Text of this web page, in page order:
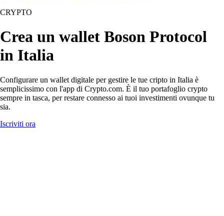
CRYPTO
Crea un wallet Boson Protocol
in Italia
Configurare un wallet digitale per gestire le tue cripto in Italia è
semplicissimo con l'app di Crypto.com. È il tuo portafoglio crypto
sempre in tasca, per restare connesso ai tuoi investimenti ovunque tu
sia.
Iscriviti ora